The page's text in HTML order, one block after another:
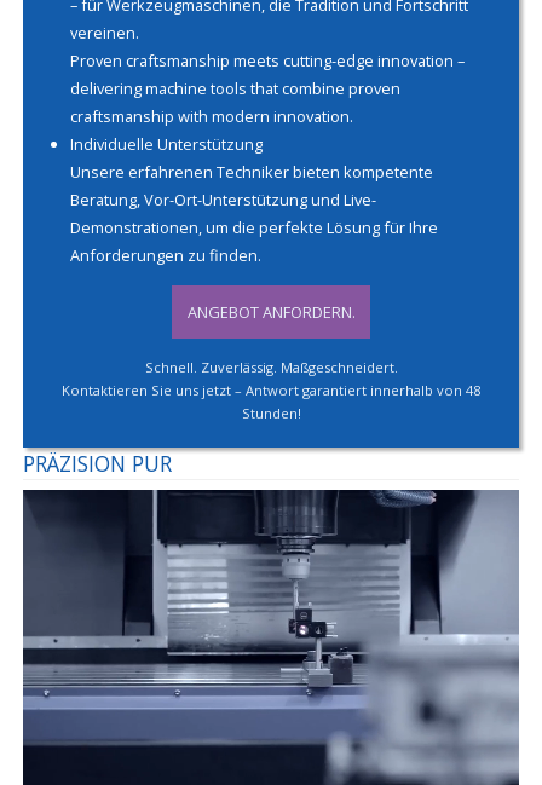
– für Werkzeugmaschinen, die Tradition und Fortschritt
vereinen.
Proven craftsmanship meets cutting-edge innovation –
delivering machine tools that combine proven
craftsmanship with modern innovation.
Individuelle Unterstützung
Unsere erfahrenen Techniker bieten kompetente
Beratung, Vor-Ort-Unterstützung und Live-
Demonstrationen, um die perfekte Lösung für Ihre
Anforderungen zu finden.
ANGEBOT ANFORDERN.
Schnell. Zuverlässig. Maßgeschneidert.
Kontaktieren Sie uns jetzt – Antwort garantiert innerhalb von 48
Stunden!
PRÄZISION PUR